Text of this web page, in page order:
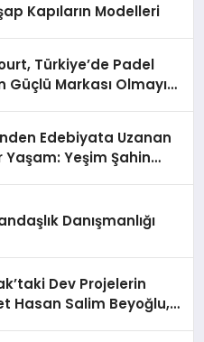
Kapıların Modelleri
Türkiye’de Padel
Güçlü Markası Olmayı
Edebiyata Uzanan
Yaşam: Yeşim Şahin
Danışmanlığı
Dev Projelerin
Hasan Salim Beyoğlu,